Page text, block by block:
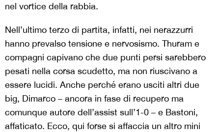
nel vortice della rabbia.
Nell’ultimo terzo di partita, infatti, nei nerazzurri
hanno prevalso tensione e nervosismo. Thuram e
compagni capivano che due punti persi sarebbero
pesati nella corsa scudetto, ma non riuscivano a
essere lucidi. Anche perché erano usciti altri due
big, Dimarco – ancora in fase di recupero ma
comunque autore dell’assist sull’1-0 – e Bastoni,
affaticato. Ecco, qui forse si affaccia un altro mini